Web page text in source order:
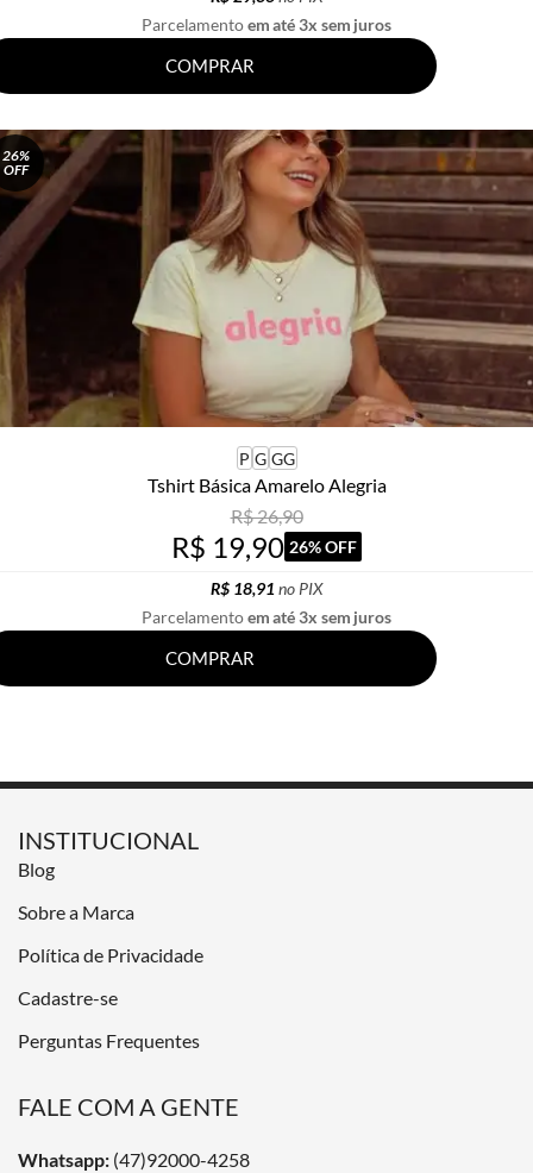
Parcelamentoem até 3x sem juros
COMPRAR
26%
OFF
P G GG
Tshirt Básica Amarelo Alegria
R$ 26,90
R$ 19,90 26% OFF
R$ 18,91 no PIX
Parcelamentoem até 3x sem juros
COMPRAR
INSTITUCIONAL
Blog
Sobre a Marca
Política de Privacidade
Cadastre-se
Perguntas Frequentes
FALE COM A GENTE
Whatsapp: (47)92000-4258